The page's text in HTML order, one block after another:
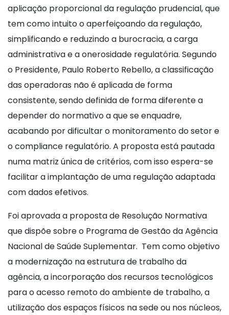
aplicação proporcional da regulação prudencial, que
tem como intuito o aperfeiçoando da regulação,
simplificando e reduzindo a burocracia, a carga
administrativa e a onerosidade regulatória. Segundo
o Presidente, Paulo Roberto Rebello, a classificação
das operadoras não é aplicada de forma
consistente, sendo definida de forma diferente a
depender do normativo a que se enquadre,
acabando por dificultar o monitoramento do setor e
o compliance regulatório. A proposta está pautada
numa matriz única de critérios, com isso espera-se
facilitar a implantação de uma regulação adaptada
com dados efetivos.
Foi aprovada a proposta de Resolução Normativa
que dispõe sobre o Programa de Gestão da Agência
Nacional de Saúde Suplementar. Tem como objetivo
a modernização na estrutura de trabalho da
agência, a incorporação dos recursos tecnológicos
para o acesso remoto do ambiente de trabalho, a
utilização dos espaços físicos na sede ou nos núcleos,